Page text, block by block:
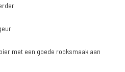
met een goede rooksmaak aan